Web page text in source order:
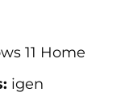
11 Home
igen